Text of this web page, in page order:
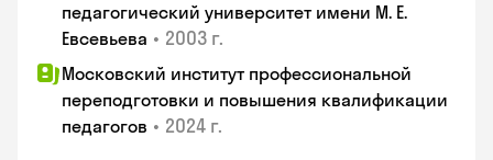
педагогический университет имени М. Е.
Евсевьева • 2003 г.
Московский институт профессиональной
переподготовки и повышения квалификации
педагогов • 2024 г.